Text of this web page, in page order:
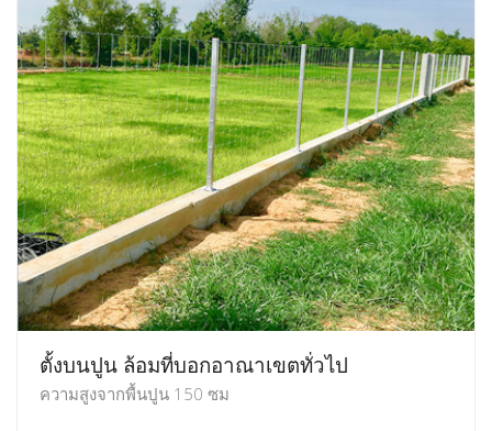
ตั้งบนปูน ล้อมที่บอกอาณาเขตทั่วไป
ความสูงจากพื้นปูน 150 ซม